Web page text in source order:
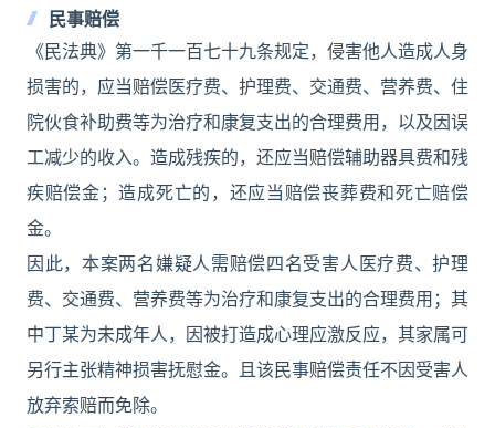
民事赔偿
《民法典》第一千一百七十九条规定，侵害他人造成人身
损害的，应当赔偿医疗费、护理费、交通费、营养费、住
院伙食补助费等为治疗和康复支出的合理费用，以及因误
工减少的收入。造成残疾的，还应当赔偿辅助器具费和残
疾赔偿金；造成死亡的，还应当赔偿丧葬费和死亡赔偿
金。
因此，本案两名嫌疑人需赔偿四名受害人医疗费、护理
费、交通费、营养费等为治疗和康复支出的合理费用；其
中丁某为未成年人，因被打造成心理应激反应，其家属可
另行主张精神损害抚慰金。且该民事赔偿责任不因受害人
放弃索赔而免除。